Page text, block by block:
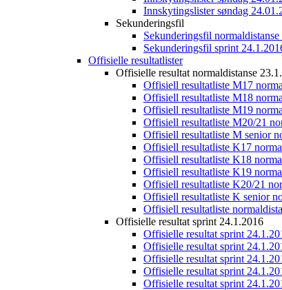
Innskytingslister søndag
Sekunderingsfil
Sekunderingsfil
Sekunderingsfil sprint
Offisielle resultatlister
Offisielle resultat normaldistanse
Offisiell resultatliste M17
Offisiell resultatliste M18
Offisiell resultatliste M19
Offisiell resultatliste M20/21
Offisiell resultatliste M senior
Offisiell resultatliste K17
Offisiell resultatliste K18
Offisiell resultatliste K19
Offisiell resultatliste K20/21
Offisiell resultatliste K senior
Offisiell resultatliste
Offisielle resultat sprint 24.1.2016
Offisielle resultat sprint
Offisielle resultat sprint
Offisielle resultat sprint
Offisielle resultat sprint
Offisielle resultat sprint